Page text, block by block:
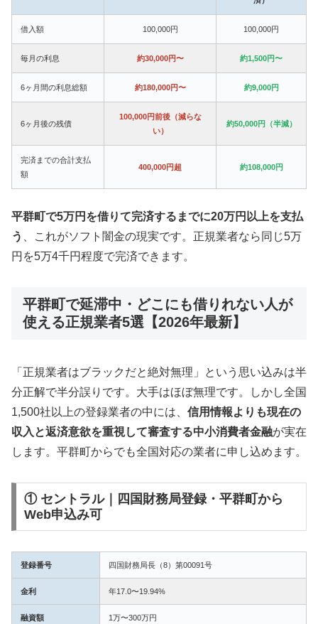
借入額 100,000円 100,000円
毎月の利息 約30,000円〜 約1,500円〜
6ヶ月間の利息総額 約180,000円〜 約9,000円
6ヶ月後の残債
100,000円前後（減らな
い）
約50,000円（半減）
完済までの合計支払
額
400,000円超 約108,000円
平群町で5万円を借りて完済するまでに20万円以上を支払
う
、これがソフト闇金の現実です。正規業者なら同じ5万
円を5万4千円程度で完済できます。
平群町で延滞中・どこにも借りれない人が
使える正規業者5選【2026年最新】
「正規業者はブラックだと絶対無理」という思い込みは半
分正解で半分誤りです。大手はほぼ無理です。しかし全国
1,500社以上の登録業者の中には、 信用情報よりも現在の
収入と返済意欲を重視して審査する中小消費者金融が実在
します。平群町からでも全国対応の業者に申し込めます。
① セントラル｜四国財務局登録・平群町から
Web申込み可
登録番号 四国財務局長（8）第00091号
金利 年17.0〜19.94%
融資額 1万〜300万円